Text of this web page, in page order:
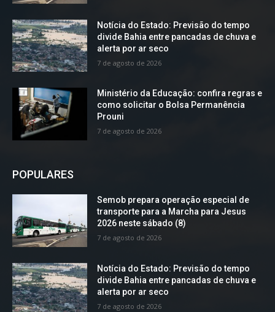
Notícia do Estado: Previsão do tempo
divide Bahia entre pancadas de chuva e
alerta por ar seco
7 de agosto de 2026
Ministério da Educação: confira regras e
como solicitar o Bolsa Permanência
Prouni
7 de agosto de 2026
POPULARES
Semob prepara operação especial de
transporte para a Marcha para Jesus
2026 neste sábado (8)
7 de agosto de 2026
Notícia do Estado: Previsão do tempo
divide Bahia entre pancadas de chuva e
alerta por ar seco
7 de agosto de 2026